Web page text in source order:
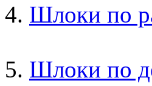
4. Шлоки по
5. Шлоки по